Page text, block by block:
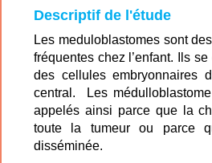
Descriptif de l'étude
Les meduloblastomes sont
fréquentes chez l’enfant. Ils
des cellules embryonnaires
central. Les
appelés ainsi parce que la
toute la tumeur ou parce
disséminée.